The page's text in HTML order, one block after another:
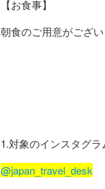
【お食事】
朝食のご用意がござい
1.対象のインスタグ
@japan_travel_desk